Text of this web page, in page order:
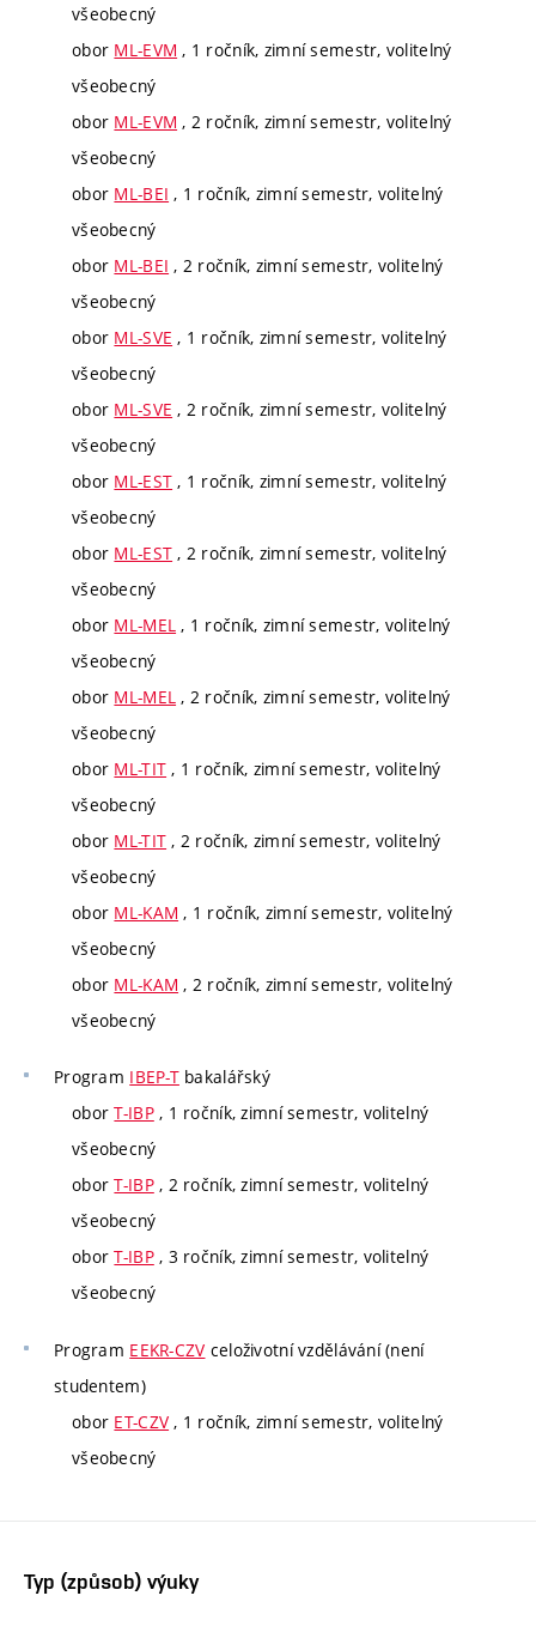
všeobecný
obor ML-EVM , 1 ročník, zimní semestr, volitelný
všeobecný
obor ML-EVM , 2 ročník, zimní semestr, volitelný
všeobecný
obor ML-BEI , 1 ročník, zimní semestr, volitelný
všeobecný
obor ML-BEI , 2 ročník, zimní semestr, volitelný
všeobecný
obor ML-SVE , 1 ročník, zimní semestr, volitelný
všeobecný
obor ML-SVE , 2 ročník, zimní semestr, volitelný
všeobecný
obor ML-EST , 1 ročník, zimní semestr, volitelný
všeobecný
obor ML-EST , 2 ročník, zimní semestr, volitelný
všeobecný
obor ML-MEL , 1 ročník, zimní semestr, volitelný
všeobecný
obor ML-MEL , 2 ročník, zimní semestr, volitelný
všeobecný
obor ML-TIT , 1 ročník, zimní semestr, volitelný
všeobecný
obor ML-TIT , 2 ročník, zimní semestr, volitelný
všeobecný
obor ML-KAM , 1 ročník, zimní semestr, volitelný
všeobecný
obor ML-KAM , 2 ročník, zimní semestr, volitelný
všeobecný
Program IBEP-Tbakalářský
oborT-IBP, 1 ročník, zimní semestr, volitelný
všeobecný
oborT-IBP, 2 ročník, zimní semestr, volitelný
všeobecný
oborT-IBP, 3 ročník, zimní semestr, volitelný
všeobecný
Program EEKR-CZV celoživotní vzdělávání (není
studentem)
obor ET-CZV , 1 ročník, zimní semestr, volitelný
všeobecný
Typ (způsob) výuky